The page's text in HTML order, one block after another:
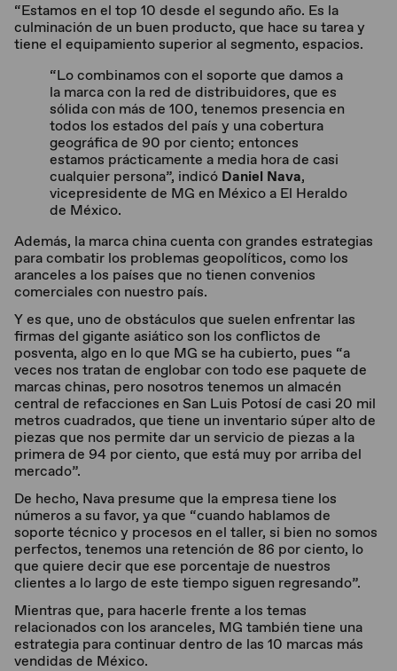
“Estamos en el top 10 desde el segundo año. Es la
culminación de un buen producto, que hace su tarea y
tiene el equipamiento superior al segmento, espacios.
“Lo combinamos con el soporte que damos a
la marca con la red de distribuidores, que es
sólida con más de 100, tenemos presencia en
todos los estados del país y una cobertura
geográfica de 90 por ciento; entonces
estamos prácticamente a media hora de casi
cualquier persona”, indicó Daniel Nava,
vicepresidente de MG en México a El Heraldo
de México.
Además, la marca china cuenta con grandes estrategias
para combatir los problemas geopolíticos, como los
aranceles a los países que no tienen convenios
comerciales con nuestro país.
Y es que, uno de obstáculos que suelen enfrentar las
firmas del gigante asiático son los conflictos de
posventa, algo en lo que MG se ha cubierto, pues “a
veces nos tratan de englobar con todo ese paquete de
marcas chinas, pero nosotros tenemos un almacén
central de refacciones en San Luis Potosí de casi 20 mil
metros cuadrados, que tiene un inventario súper alto de
piezas que nos permite dar un servicio de piezas a la
primera de 94 por ciento, que está muy por arriba del
mercado”.
De hecho, Nava presume que la empresa tiene los
números a su favor, ya que “cuando hablamos de
soporte técnico y procesos en el taller, si bien no somos
perfectos, tenemos una retención de 86 por ciento, lo
que quiere decir que ese porcentaje de nuestros
clientes a lo largo de este tiempo siguen regresando”.
Mientras que, para hacerle frente a los temas
relacionados con los aranceles, MG también tiene una
estrategia para continuar dentro de las 10 marcas más
vendidas de México.